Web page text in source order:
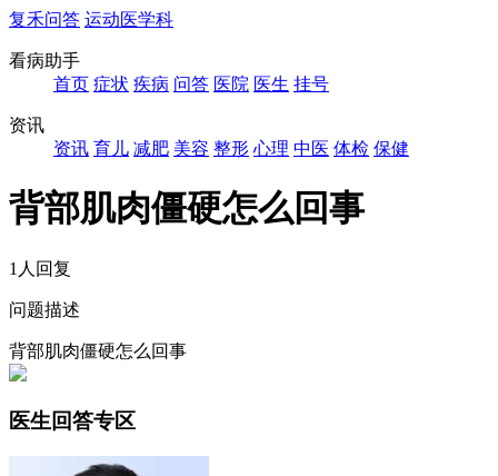
复禾问答 运动医学科
看病助手
首页 症状 疾病 问答 医院 医生 挂号
资讯
资讯 育儿 减肥 美容 整形 心理 中医 体检 保健
背部肌肉僵硬怎么回事
1人回复
问题描述
背部肌肉僵硬怎么回事
医生回答专区